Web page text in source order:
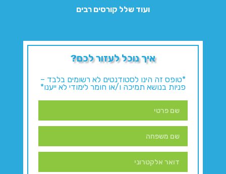
ועוד שלל קורסים רבים
איך נוכל לעזור לכם?
*טופס זה הינו לסטודנטים לא רשומים בלבד –
פניות בנושא תמיכה ו/או חומר לימודי לא ייענו*